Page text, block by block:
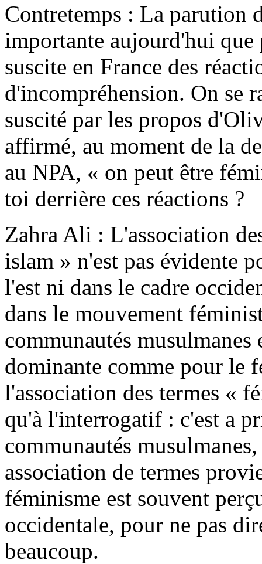
Contretemps : La parution
importante aujourd'hui
suscite en France des
d'incompréhension. On se
suscité par les propos
affirmé, au moment de la
au NPA, « on peut être
toi derrière ces réactions ?
Zahra Ali : L'association
islam » n'est pas évidente
l'est ni dans le cadre
dans le mouvement
communautés musulmanes
dominante comme pour le
l'association des termes «
qu'à l'interrogatif : c'est a
communautés
association de termes
féminisme est souvent
occidentale, pour ne pas
beaucoup.